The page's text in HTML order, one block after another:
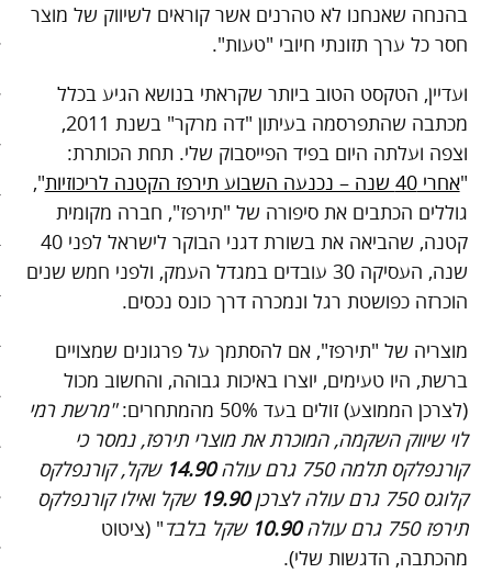
טורים
צעדים ראשונים בסלואו פוד
הרגלי זן
סיפורי האטה
להיות מגניבים בשקל תשעים
קיצור תולדות הזמן
קמפיינים
רק לא רשת
בהנחה שאנחנו לא טהרנים אשר קוראים לשיווק של מוצר
חסר כל ערך תזונתי חיובי "טעות".
ועדיין, הטקסט הטוב ביותר שקראתי בנושא הגיע בכלל
מכתבה שהתפרסמה בעיתון "דה מרקר" בשנת 2011,
וצפה ועלתה היום בפיד הפייסבוק שלי. תחת הכותרת:
"אחרי 40 שנה – נכנעה השבוע תירפז הקטנה לריכוזיות
",
גוללים הכתבים את סיפורה של "תירפז", חברה מקומית
קטנה, שהביאה את בשורת דגני הבוקר לישראל לפני 40
שנה, העסיקה 30 עובדים במגדל העמק, ולפני חמש שנים
הוכרזה כפושטת רגל ונמכרה דרך כונס נכסים.
מוצריה של "תירפז", אם להסתמך על פרגונים שמצויים
ברשת, היו טעימים, יוצרו באיכות גבוהה, והחשוב מכול
(לצרכן הממוצע) זולים בעד 50% מהמתחרים:
"מרשת רמי
לוי שיווק השקמה, המוכרת את מוצרי תירפז, נמסר כי
קורנפלקס תלמה 750 גרם עולה
14.90 שקל, קורנפלקס
קלוגס 750 גרם עולה לצרכן
19.90 שקל ואילו קורנפלקס
תירפז 750 גרם עולה
10.90 שקל בלבד" (ציטוט
מהכתבה, הדגשות שלי).